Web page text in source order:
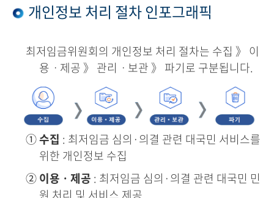
개인정보 처리 절차 인포그래픽
최저임금위원회의 개인정보 처리 절차는 수집 》 이
용ㆍ제공 》 관리ㆍ보관 》 파기로 구분됩니다.
①수집 : 최저임금 심의·의결 관련 대국민 서비스를
위한 개인정보 수집
② 이용ㆍ제공 : 최저임금 심의·의결 관련 대국민 민